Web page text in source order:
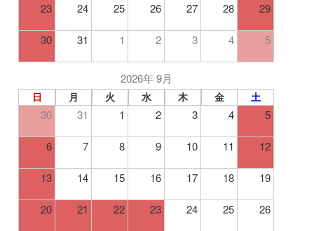
23 24 25 26 27 28 29
30 31 1 2 3 4 5
2026年 9月
日 月 火 水 木 金 土
30 31 1 2 3 4 5
6 7 8 9 10 11 12
13 14 15 16 17 18 19
20 21 22 23 24 25 26